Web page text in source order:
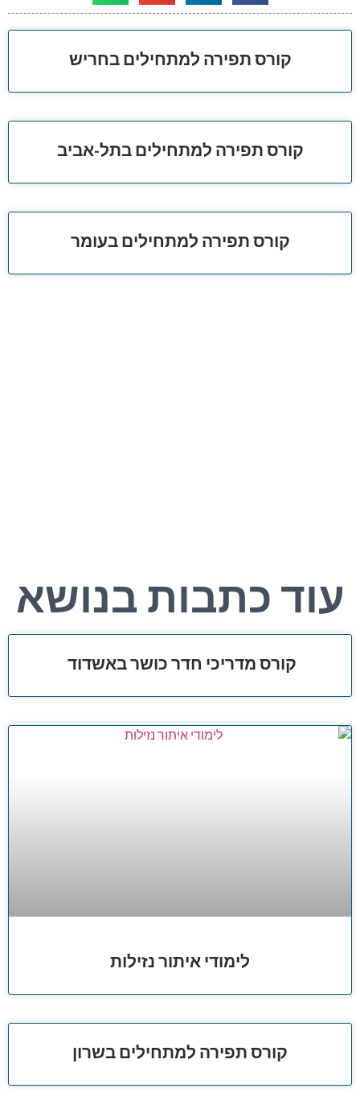
קורס תפירה למתחילים בחריש
קורס תפירה למתחילים בתל-אביב
קורס תפירה למתחילים בעומר
עוד כתבות בנושא
קורס מדריכי חדר כושר באשדוד
לימודי איתור נזילות
קורס תפירה למתחילים בשרון